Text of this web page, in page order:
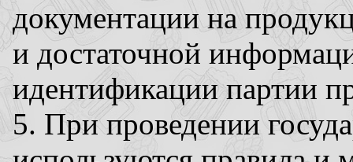
документации на
и достаточной
идентификации партии
5. При проведении